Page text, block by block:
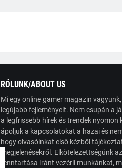
RÓLUNK/ABOUT US
Mi egy online gamer magazin
legújabb fejleményeit. Nem csupán a
a legfrissebb hírek és trendek
ápoljuk a kapcsolatokat a hazai és
hogy olvasóinkat első kézből
megjelenésekről. Elkötelezettségünk
fenntartása iránt vezérli munkánkat,